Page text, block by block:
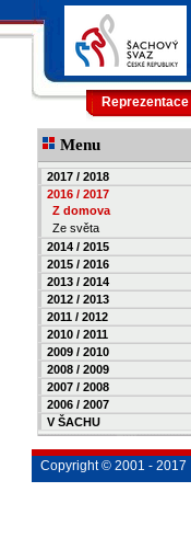
Reprezentace
Menu
2017 / 2018
2016 / 2017
Z domova
Ze světa
2014 / 2015
2015 / 2016
2013 / 2014
2012 / 2013
2011 / 2012
2010 / 2011
2009 / 2010
2008 / 2009
2007 / 2008
2006 / 2007
V ŠACHU
Copyright © 2001 - 2017